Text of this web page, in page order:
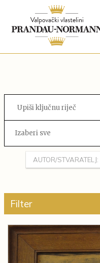
Izaberi sve
AUTOR/STVARATELJ:
Filter